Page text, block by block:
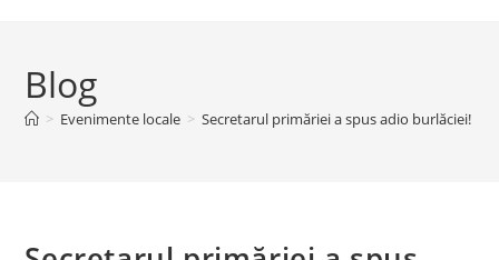
Blog
> Evenimente locale > Secretarul primăriei a spus adio burlăciei!